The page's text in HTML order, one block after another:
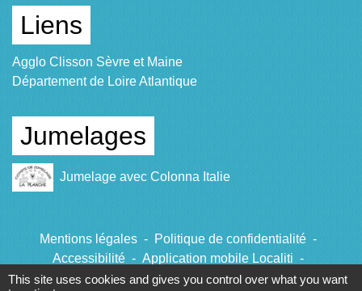
Liens
Agglo Clisson Sèvre et Maine
Département de Loire Atlantique
Jumelages
Jumelage avec Colonna Italie
Mentions légales - Politique de confidentialité -
Accessibilité - Application mobile Localiti -
Plan du site - Gestion des cookies
This site uses cookies and gives you control over what you want